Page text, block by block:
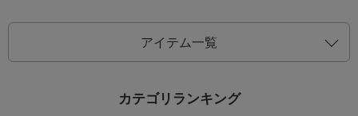
アイテム一覧
カテゴリランキング